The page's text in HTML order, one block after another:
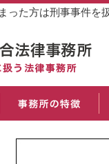
た方は刑事事件を